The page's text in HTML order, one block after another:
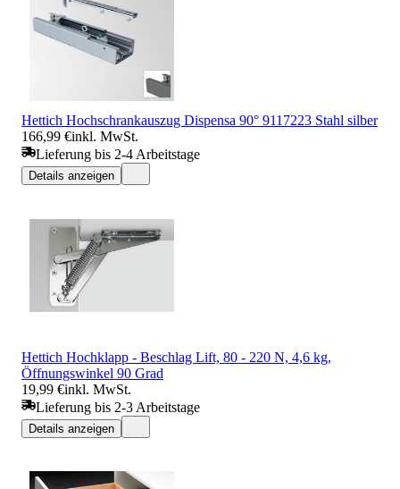
Hettich Hochschrankauszug Dispensa 90° 9117223 Stahl silber
166,99 €inkl. MwSt.
Lieferung bis 2-4 Arbeitstage
Details anzeigen
Hettich Hochklapp - Beschlag Lift, 80 - 220 N, 4,6 kg,
Öffnungswinkel 90 Grad
19,99 €inkl. MwSt.
Lieferung bis 2-3 Arbeitstage
Details anzeigen